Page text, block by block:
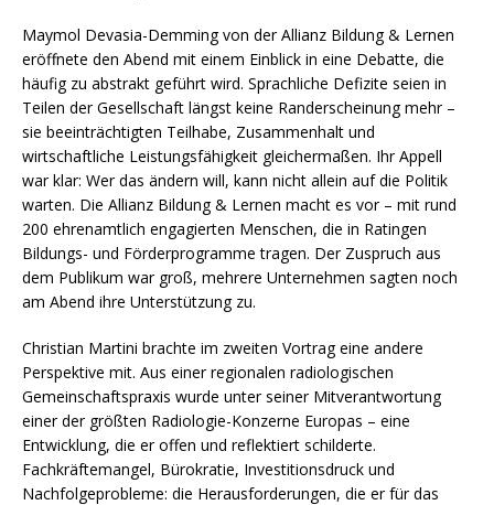
Maymol Devasia-Demming von der Allianz Bildung & Lernen
eröffnete den Abend mit einem Einblick in eine Debatte, die
häufig zu abstrakt geführt wird. Sprachliche Defizite seien in
Teilen der Gesellschaft längst keine Randerscheinung mehr –
sie beeinträchtigten Teilhabe, Zusammenhalt und
wirtschaftliche Leistungsfähigkeit gleichermaßen. Ihr Appell
war klar: Wer das ändern will, kann nicht allein auf die Politik
warten. Die Allianz Bildung & Lernen macht es vor – mit rund
200 ehrenamtlich engagierten Menschen, die in Ratingen
Bildungs- und Förderprogramme tragen. Der Zuspruch aus
dem Publikum war groß, mehrere Unternehmen sagten noch
am Abend ihre Unterstützung zu.
Christian Martini brachte im zweiten Vortrag eine andere
Perspektive mit. Aus einer regionalen radiologischen
Gemeinschaftspraxis wurde unter seiner Mitverantwortung
einer der größten Radiologie-Konzerne Europas – eine
Entwicklung, die er offen und reflektiert schilderte.
Fachkräftemangel, Bürokratie, Investitionsdruck und
Nachfolgeprobleme: die Herausforderungen, die er für das